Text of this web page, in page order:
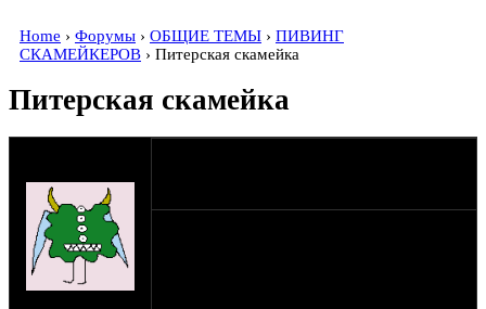
Home › Форумы › ОБЩИЕ ТЕМЫ › ПИВИНГ
СКАМЕЙКЕРОВ › Питерская скамейка
Питерская скамейка